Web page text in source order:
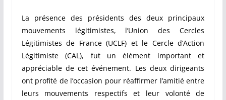
La présence des présidents des deux principaux
mouvements légitimistes, l’Union des Cercles
Légitimistes de France (UCLF) et le Cercle d’Action
Légitimiste (CAL), fut un élément important et
appréciable de cet événement. Les deux dirigeants
ont profité de l’occasion pour réaffirmer l’amitié entre
leurs mouvements respectifs et leur volonté de